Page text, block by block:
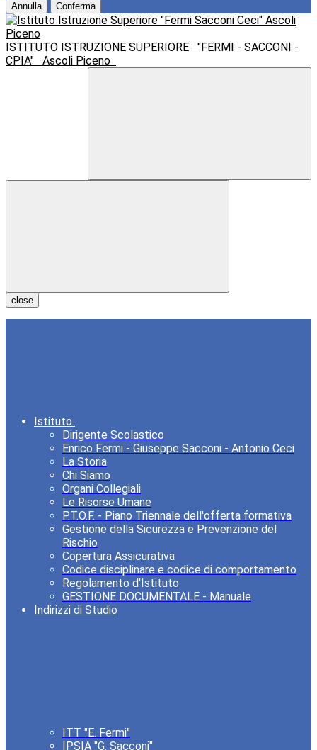
Annulla Conferma
ISTITUTO ISTRUZIONE SUPERIORE
"FERMI - SACCONI -
CPIA"
Ascoli Piceno
close
Istituto
Dirigente Scolastico
Enrico Fermi - Giuseppe Sacconi - Antonio Ceci
La Storia
Chi Siamo
Organi Collegiali
Le Risorse Umane
P.T.O.F. - Piano Triennale dell'offerta formativa
Gestione della Sicurezza e Prevenzione del
Rischio
Copertura Assicurativa
Codice disciplinare e codice di comportamento
Regolamento d'Istituto
GESTIONE DOCUMENTALE - Manuale
Indirizzi di Studio
ITT "E. Fermi"
IPSIA "G. Sacconi"